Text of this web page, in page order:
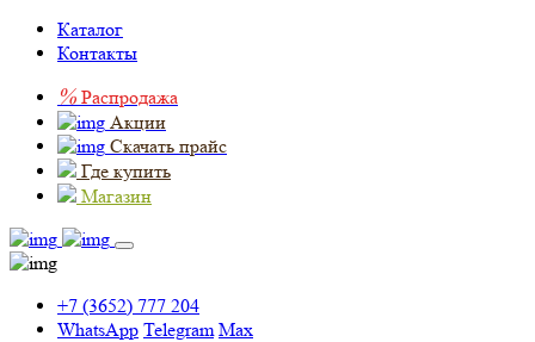
Каталог
Контакты
% Распродажа
Акции
Скачать прайс
Где купить
Магазин
+7 (3652) 777 204
WhatsApp Telegram Max